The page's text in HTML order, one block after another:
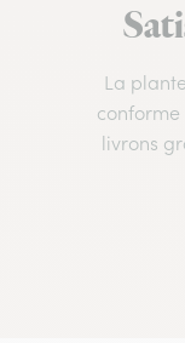
La
livrons